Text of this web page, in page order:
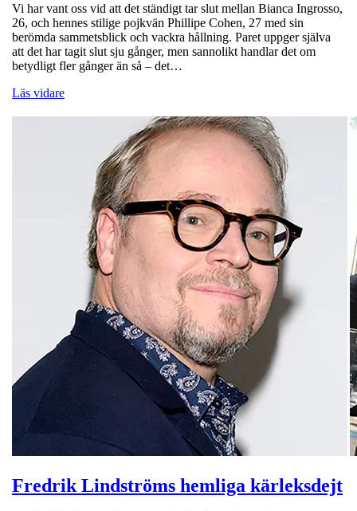
Vi har vant oss vid att det ständigt tar slut mellan Bianca Ingrosso,
26, och hennes stilige pojkvän Phillipe Cohen, 27 med sin
berömda sammetsblick och vackra hållning. Paret uppger själva
att det har tagit slut sju gånger, men sannolikt handlar det om
betydligt fler gånger än så – det…
Läs vidare
Fredrik Lindströms hemliga kärleksdejt